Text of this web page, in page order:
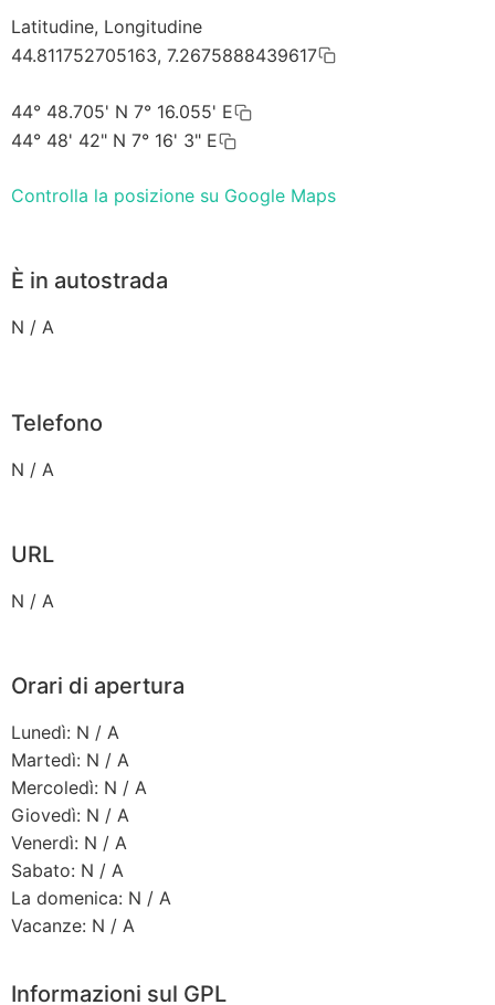
Latitudine, Longitudine
44.811752705163, 7.2675888439617
44° 48.705' N 7° 16.055' E
44° 48' 42" N 7° 16' 3" E
Controlla la posizione su Google Maps
È in autostrada
N / A
Telefono
N / A
URL
N / A
Orari di apertura
Lunedì: N / A
Martedì: N / A
Mercoledì: N / A
Giovedì: N / A
Venerdì: N / A
Sabato: N / A
La domenica: N / A
Vacanze: N / A
Informazioni sul GPL